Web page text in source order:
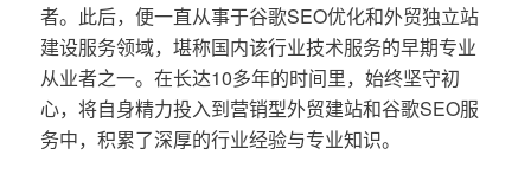
者。此后，便一直从事于谷歌SEO优化和外贸独立站
建设服务领域，堪称国内该行业技术服务的早期专业
从业者之一。在长达10多年的时间里，始终坚守初
心，将自身精力投入到营销型外贸建站和谷歌SEO服
务中，积累了深厚的行业经验与专业知识。